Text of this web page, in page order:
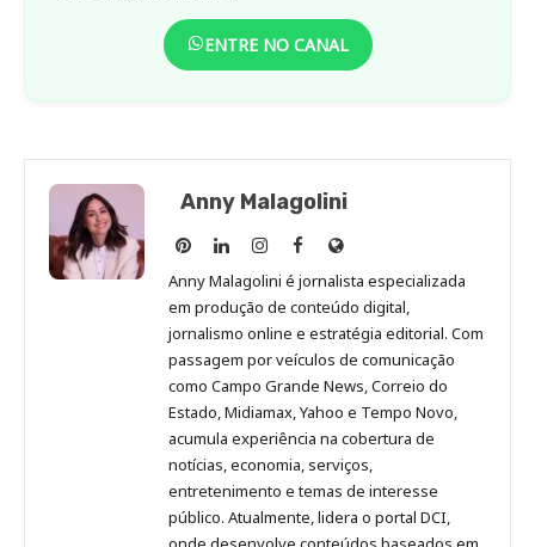
ENTRE NO CANAL
Anny Malagolini
Anny
Malagolini
no
Pinterest
Anny
Malagolini
no
LinkedIn
Anny
Malagolini
no
Instagram
Anny
Malagolini
no
Facebook
Site
de
Anny
Malagolini
Anny Malagolini é jornalista especializada
em produção de conteúdo digital,
jornalismo online e estratégia editorial. Com
passagem por veículos de comunicação
como Campo Grande News, Correio do
Estado, Midiamax, Yahoo e Tempo Novo,
acumula experiência na cobertura de
notícias, economia, serviços,
entretenimento e temas de interesse
público. Atualmente, lidera o portal DCI,